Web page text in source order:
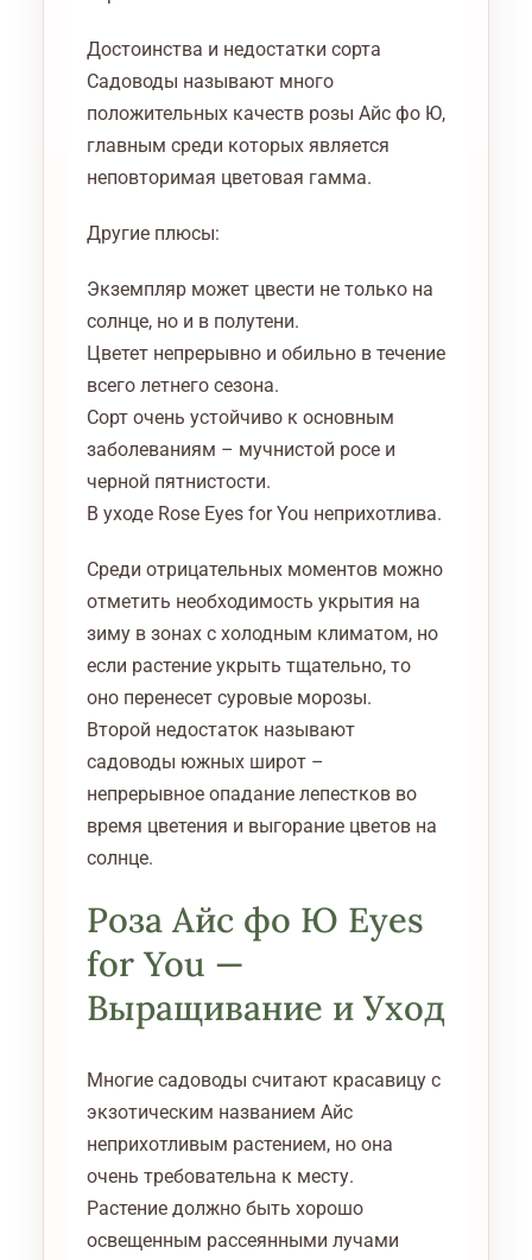
Достоинства и недостатки сорта
Садоводы называют много
положительных качеств розы Айс фо Ю,
главным среди которых является
неповторимая цветовая гамма.
Другие плюсы:
Экземпляр может цвести не только на
солнце, но и в полутени.
Цветет непрерывно и обильно в течение
всего летнего сезона.
Сорт очень устойчиво к основным
заболеваниям – мучнистой росе и
черной пятнистости.
В уходе Rose Eyes for You неприхотлива.
Среди отрицательных моментов можно
отметить необходимость укрытия на
зиму в зонах с холодным климатом, но
если растение укрыть тщательно, то
оно перенесет суровые морозы.
Второй недостаток называют
садоводы южных широт –
непрерывное опадание лепестков во
время цветения и выгорание цветов на
солнце.
Роза Айс фо Ю Eyes
for You —
Выращивание и Уход
Многие садоводы считают красавицу с
экзотическим названием Айс
неприхотливым растением, но она
очень требовательна к месту.
Растение должно быть хорошо
освещенным рассеянными лучами